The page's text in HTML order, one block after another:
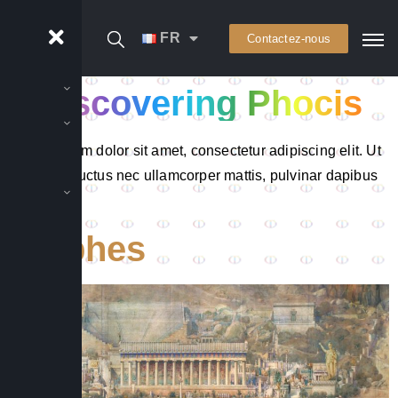
FR Contactez-nous
Discovering Phocis
Lorem ipsum dolor sit amet, consectetur adipiscing elit. Ut
elit tellus, luctus nec ullamcorper mattis, pulvinar dapibus
Delphes